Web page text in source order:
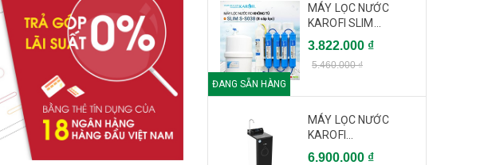
ĐANG SẴN HÀNG
MÁY LỌC NƯỚC
KAROFI SLIM...
3.822.000 ₫
5.460.000 ₫
MÁY LỌC NƯỚC
KAROFI...
6.900.000 ₫